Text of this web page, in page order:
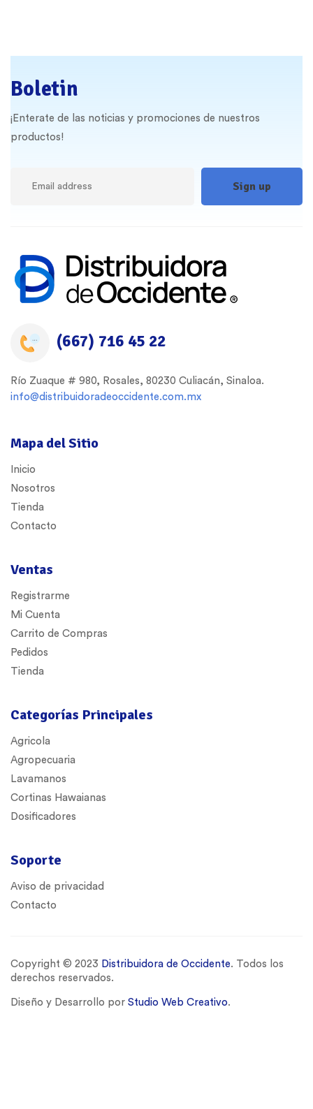
Boletin
¡Enterate de las noticias y promociones de nuestros
productos!
Mapa del Sitio
Inicio
Nosotros
Tienda
Contacto
Ventas
Registrarme
Mi Cuenta
Carrito de Compras
Pedidos
Tienda
Categorías Principales
Agricola
Agropecuaria
Lavamanos
Cortinas Hawaianas
Dosificadores
Soporte
Aviso de privacidad
Contacto
(667) 716 45 22
Río Zuaque # 980, Rosales, 80230 Culiacán, Sinaloa.
info@distribuidoradeoccidente.com.mx
Copyright © 2023 Distribuidora de Occidente. Todos los
derechos reservados.
Diseño y Desarrollo por Studio Web Creativo.